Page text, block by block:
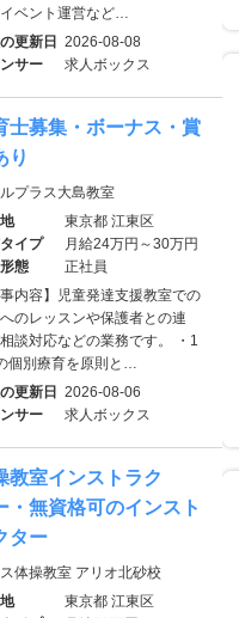
ベント運営など…
更新日 2026-08-08
サー
求人ボックス
士募集・ボーナス・賞
り
プラス大島教室
東京都 江東区
イプ
月給24万円～30万円
態
正社員
事内容】児童発達支援教室での
のレッスンや保護者との連
談対応などの業務です。 ・1
個別療育を原則と…
更新日 2026-08-06
サー
求人ボックス
教室インストラク
・無資格可のインスト
ター
体操教室 アリオ北砂校
東京都 江東区